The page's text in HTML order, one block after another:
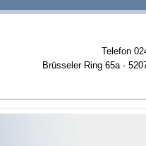
Telefon
Brüsseler Ring 65a ·